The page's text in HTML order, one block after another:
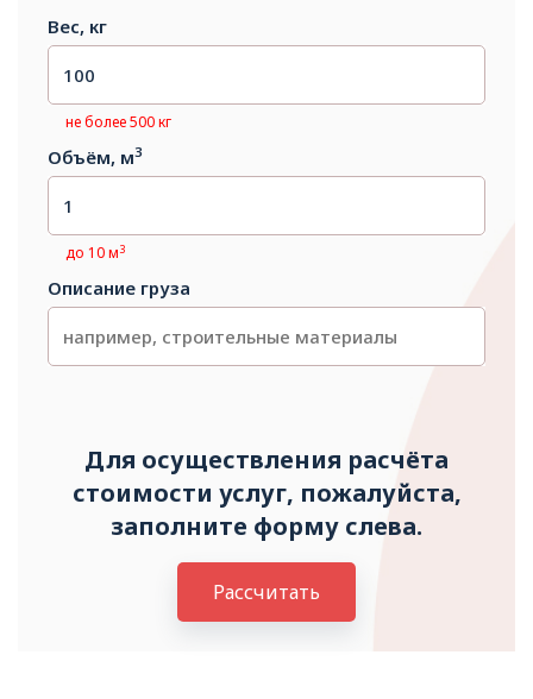
Вес, кг
не более 500 кг
Объём, м3
до 10 м3
Описание груза
Для осуществления расчёта
стоимости услуг, пожалуйста,
заполните форму слева.
Рассчитать